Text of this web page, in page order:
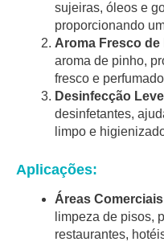
sujeiras, óleos e
proporcionando
Aroma Fresco de
aroma de pinho,
fresco e
Desinfecção
desinfetantes,
limpo e
Aplicações:
Áreas
limpeza de pisos,
restaurantes,